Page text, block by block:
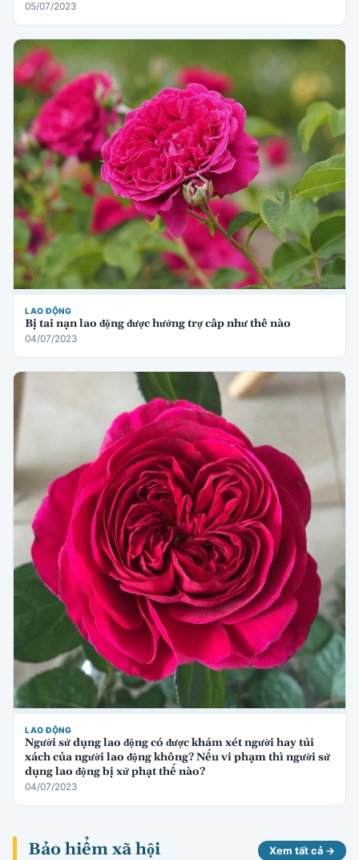
05/07/2023
LAO ĐỘNG
Bị tai nạn lao động được hưởng trợ cấp như thế nào
04/07/2023
LAO ĐỘNG
Người sử dụng lao động có được khám xét người hay túi
xách của người lao động không? Nếu vi phạm thì người sử
dụng lao động bị xử phạt thế nào?
04/07/2023
Bảo hiểm xã hội Xem tất cả →